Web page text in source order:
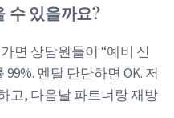
수 있을까요?
면 상담원들이 “예비 신
멘탈 단단하면 OK. 저
고, 다음날 파트너랑 재방